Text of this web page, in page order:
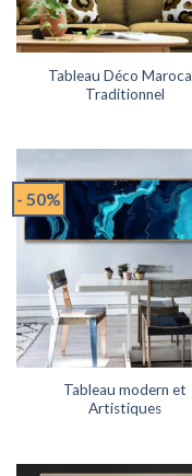
Tableau Déco
Traditionnel
- 50%
Tableau modern et
Artistiques